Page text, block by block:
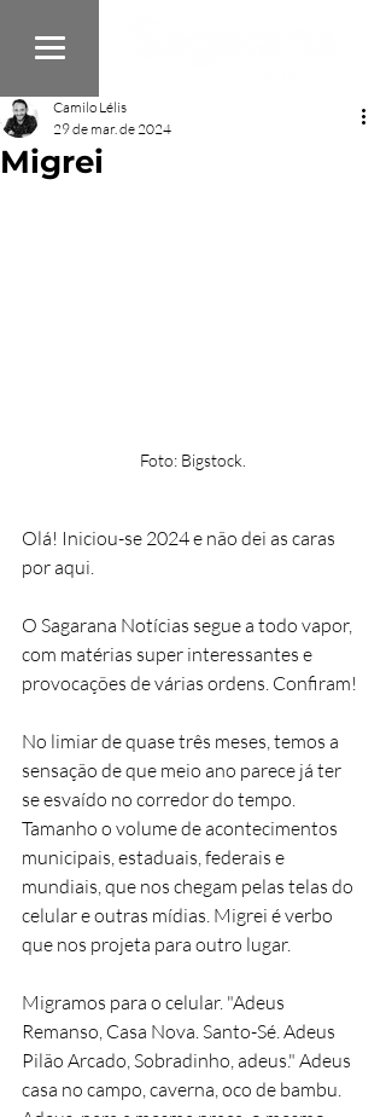
Migrei
Camilo Lélis
29 de mar. de 2024
Foto: Bigstock.
Olá! Iniciou-se 2024 e não dei as caras
por aqui.
O Sagarana Notícias segue a todo vapor,
com matérias super interessantes e
provocações de várias ordens. Confiram!
No limiar de quase três meses, temos a
sensação de que meio ano parece já ter
se esvaído no corredor do tempo.
Tamanho o volume de acontecimentos
municipais, estaduais, federais e
mundiais, que nos chegam pelas telas do
celular e outras mídias. Migrei é verbo
que nos projeta para outro lugar.
Migramos para o celular. "Adeus
Remanso, Casa Nova. Santo-Sé. Adeus
Pilão Arcado, Sobradinho, adeus." Adeus
casa no campo, caverna, oco de bambu.